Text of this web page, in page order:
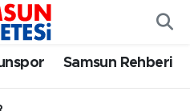
Samsun Rehberi